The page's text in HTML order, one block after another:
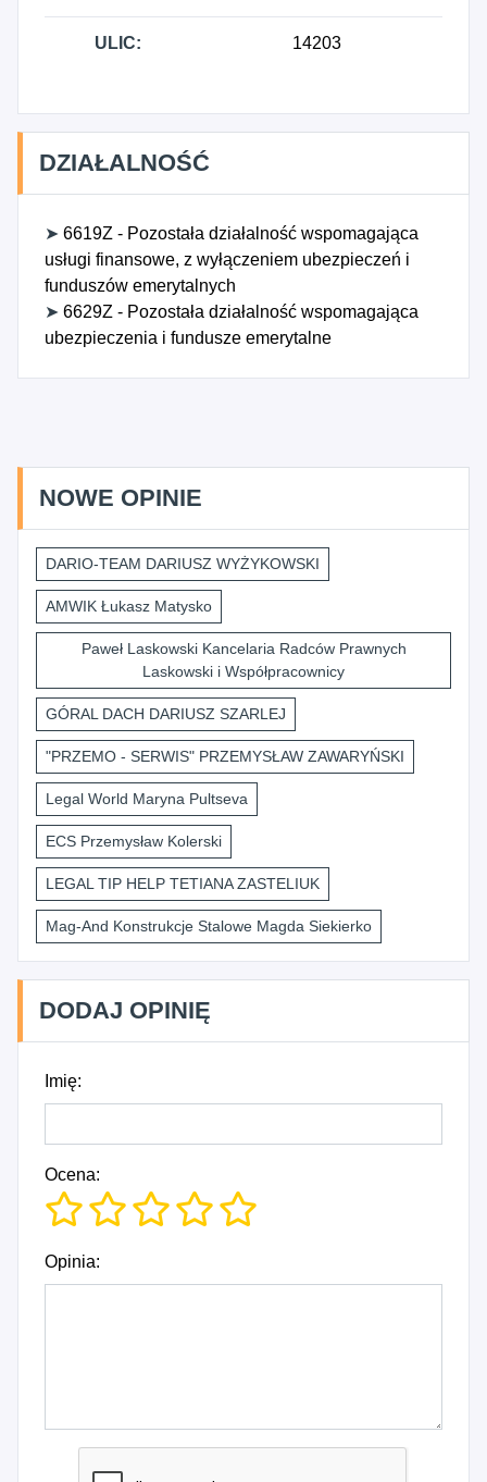
ULIC: 14203
DZIAŁALNOŚĆ
➤ 6619Z - Pozostała działalność wspomagająca
usługi finansowe, z wyłączeniem ubezpieczeń i
funduszów emerytalnych
➤ 6629Z - Pozostała działalność wspomagająca
ubezpieczenia i fundusze emerytalne
NOWE OPINIE
DARIO-TEAM DARIUSZ WYŻYKOWSKI
AMWIK Łukasz Matysko
Paweł Laskowski Kancelaria Radców Prawnych
Laskowski i Współpracownicy
GÓRAL DACH DARIUSZ SZARLEJ
"PRZEMO - SERWIS" PRZEMYSŁAW ZAWARYŃSKI
Legal World Maryna Pultseva
ECS Przemysław Kolerski
LEGAL TIP HELP TETIANA ZASTELIUK
Mag-And Konstrukcje Stalowe Magda Siekierko
DODAJ OPINIĘ
Imię:
Ocena:
Opinia: